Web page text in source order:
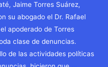
Jaime Torres Suárez,
su abogado el Dr. Rafael
apoderado de Torres
clase de denuncias.
de las actividades políticas